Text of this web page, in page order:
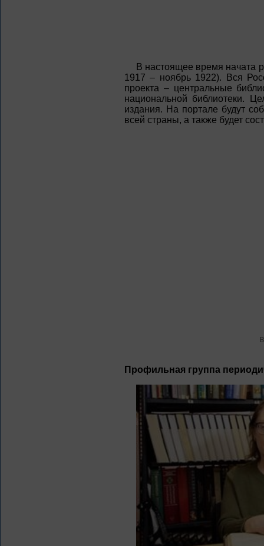
В настоящее время начата
1917 – ноябрь 1922). Вся
проекта – центральные
национальной библиотеки.
издания. На портале будут
всей страны, а также будет
Профильная группа